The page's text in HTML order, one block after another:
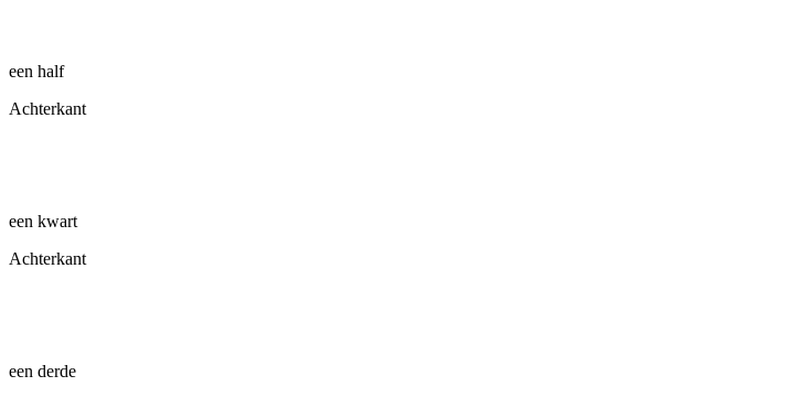
een half
Achterkant
een kwart
Achterkant
een derde